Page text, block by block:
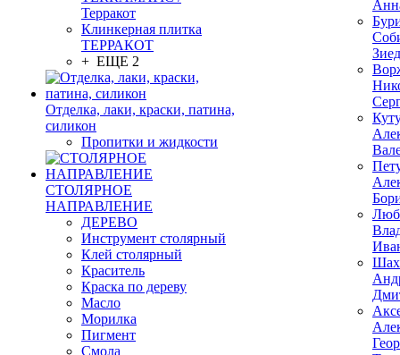
Терракот
Клинкерная плитка
ТЕРРАКОТ
+ ЕЩЕ 2
Отделка, лаки, краски, патина,
силикон
Пропитки и жидкости
СТОЛЯРНОЕ
НАПРАВЛЕНИЕ
ДЕРЕВО
Инструмент столярный
Клей столярный
Краситель
Краска по дереву
Масло
Морилка
Пигмент
Смола